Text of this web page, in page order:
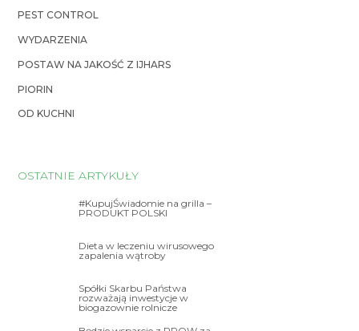
PEST CONTROL
WYDARZENIA
POSTAW NA JAKOŚĆ Z IJHARS
PIORIN
OD KUCHNI
OSTATNIE ARTYKUŁY
#KupujŚwiadomie na grilla –
PRODUKT POLSKI
Dieta w leczeniu wirusowego
zapalenia wątroby
Spółki Skarbu Państwa
rozważają inwestycje w
biogazownie rolnicze